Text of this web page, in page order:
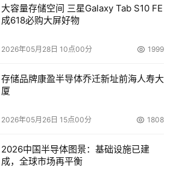
大容量存储空间 三星Galaxy Tab S10 FE
成618必购大屏好物
2026年05月28日 10点00分 1999
存储品牌康盈半导体乔迁新址前海人寿大
厦
2026年05月26日 15点00分 1808
2026中国半导体图景：基础设施已建
成，全球市场再平衡